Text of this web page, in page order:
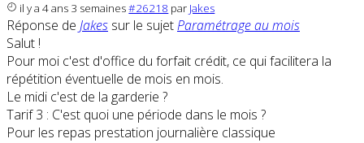
il y a 4 ans 3 semaines#26218 par Jakes
Réponse de Jakes sur le sujetParamétrage au mois
Salut !
Pour moi c'est d'office du forfait crédit, ce qui facilitera la
répétition éventuelle de mois en mois.
Le midi c'est de la garderie ?
Tarif 3 : C'est quoi une période dans le mois ?
Pour les repas prestation journalière classique